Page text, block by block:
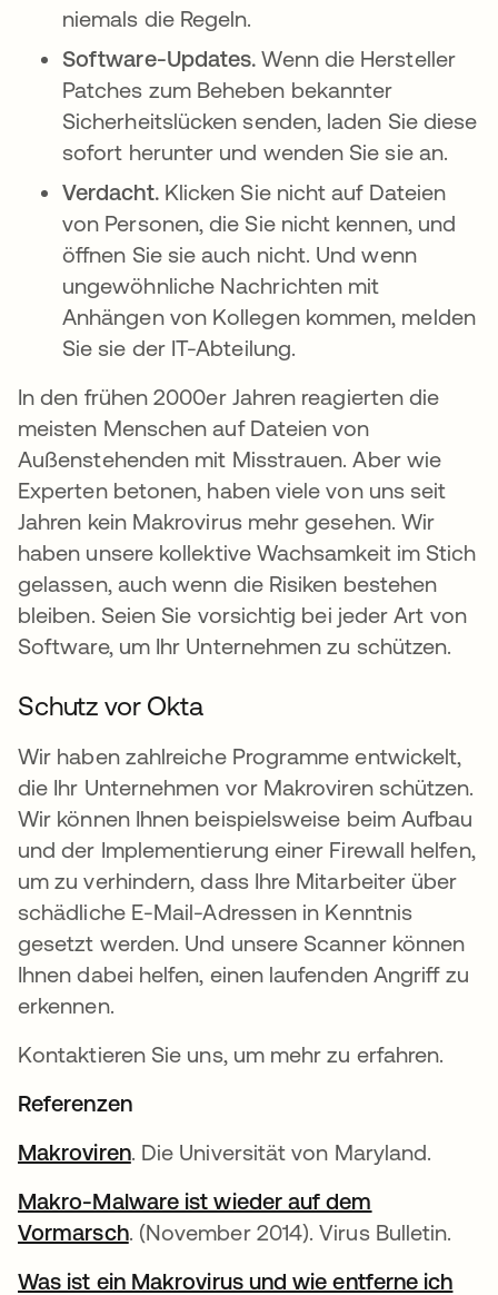
niemals die Regeln.
Software-Updates.Wenn die Hersteller
Patches zum Beheben bekannter
Sicherheitslücken senden, laden Sie diese
sofort herunter und wenden Sie sie an.
Verdacht. Klicken Sie nicht auf Dateien
von Personen, die Sie nicht kennen, und
öffnen Sie sie auch nicht. Und wenn
ungewöhnliche Nachrichten mit
Anhängen von Kollegen kommen, melden
Sie sie der IT-Abteilung.
In den frühen 2000er Jahren reagierten die
meisten Menschen auf Dateien von
Außenstehenden mit Misstrauen. Aber wie
Experten betonen, haben viele von uns seit
Jahren kein Makrovirus mehr gesehen. Wir
haben unsere kollektive Wachsamkeit im Stich
gelassen, auch wenn die Risiken bestehen
bleiben. Seien Sie vorsichtig bei jeder Art von
Software, um Ihr Unternehmen zu schützen.
Schutz vor Okta
Wir haben zahlreiche Programme entwickelt,
die Ihr Unternehmen vor Makroviren schützen.
Wir können Ihnen beispielsweise beim Aufbau
und der Implementierung einer Firewall helfen,
um zu verhindern, dass Ihre Mitarbeiter über
schädliche E-Mail-Adressen in Kenntnis
gesetzt werden. Und unsere Scanner können
Ihnen dabei helfen, einen laufenden Angriff zu
erkennen.
Kontaktieren Sie uns, um mehr zu erfahren.
Referenzen
Makroviren. Die Universität von Maryland.
Makro-Malware ist wieder auf dem
Vormarsch. (November 2014). Virus Bulletin.
Was ist ein Makrovirus und wie entferne ich